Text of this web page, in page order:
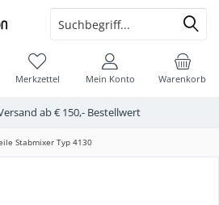
ab € 150,- Bestellwert
Warenkorb
Merkzettel Mein Konto
Stabmixer Typ 4130